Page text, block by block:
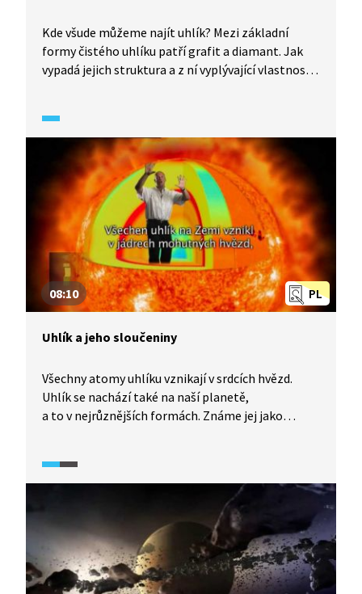
Kde všude můžeme najít uhlík? Mezi základní
formy čistého uhlíku patří grafit a diamant. Jak
vypadá jejich struktura a z ní vyplývající vlastnosti?
jsou jejich možnosti využití?
PL
08:10
Uhlík a jeho sloučeniny
Všechny atomy uhlíku vznikají v srdcích hvězd.
Uhlík se nachází také na naší planetě,
a to v nejrůznějších formách. Známe jej jako
uhličitý. Uhlík se ocitá v neustálém koloběhu,
jehož součástí jsou geologické pochody i život
sám. Michael nás provede tímto uhlíkovým cyklem
a zopakuje některé klíčové experimenty, které
vedly k objevu CO2.